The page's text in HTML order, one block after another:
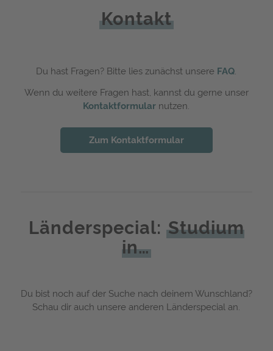
Kontakt
Du hast Fragen? Bitte lies zunächst unsere FAQ
Wenn du weitere Fragen hast, kannst du gerne unser
Kontaktformular nutzen.
Zum Kontaktformular
Länderspecial: Studium
in…
Du bist noch auf der Suche nach deinem Wunschland?
Schau dir auch unsere anderen Länderspecial an.